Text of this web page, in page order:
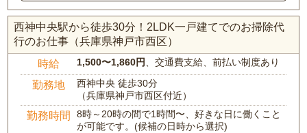
西神中央駅から徒歩30分！2LDK一戸建てでのお掃除代
行のお仕事（兵庫県神戸市西区）
時給 1,500〜1,860円、交通費支給、前払い制度あり
勤務地
西神中央 徒歩30分
（兵庫県神戸市西区付近）
勤務時間
8時～20時の間で1時間〜、好きな日に働くこと
が可能です。(候補の日時から選択)